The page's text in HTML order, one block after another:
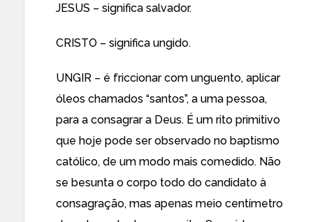
JESUS – significa salvador.
CRISTO – significa ungido.
UNGIR – é friccionar com unguento, aplicar
óleos chamados “santos”, a uma pessoa,
para a consagrar a Deus. É um rito primitivo
que hoje pode ser observado no baptismo
católico, de um modo mais comedido. Não
se besunta o corpo todo do candidato à
consagração, mas apenas meio centímetro